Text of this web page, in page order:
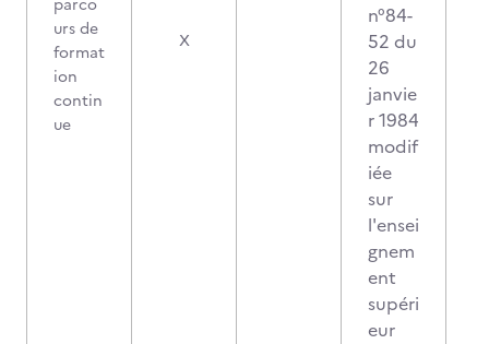
parco
urs de
format
ion
contin
ue
X
n°84-
52 du
26
janvie
r 1984
modif
iée
sur
l'ensei
gnem
ent
supéri
eur